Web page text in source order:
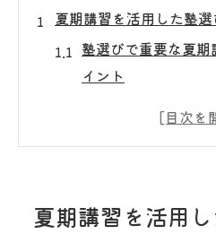
夏期講習を活用した塾
塾選びで重要な夏
イント
天王寺で失敗しな
法
夏期講習を活用